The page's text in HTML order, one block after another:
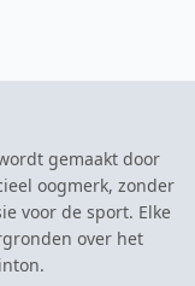
gemaakt door
oogmerk, zonder
voor de sport. Elke
over het